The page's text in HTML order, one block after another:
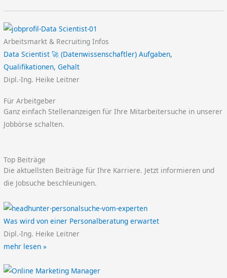
Arbeitsmarkt & Recruiting Infos
Data Scientist 🚀 (Datenwissenschaftler) Aufgaben,
Qualifikationen, Gehalt
Dipl.-Ing. Heike Leitner
Für Arbeitgeber
Ganz einfach Stellenanzeigen für Ihre Mitarbeitersuche in unserer
Jobbörse schalten.
Top Beiträge
Die aktuellsten Beiträge für Ihre Karriere. Jetzt informieren und
die Jobsuche beschleunigen.
Was wird von einer Personalberatung erwartet
Dipl.-Ing. Heike Leitner
mehr lesen »